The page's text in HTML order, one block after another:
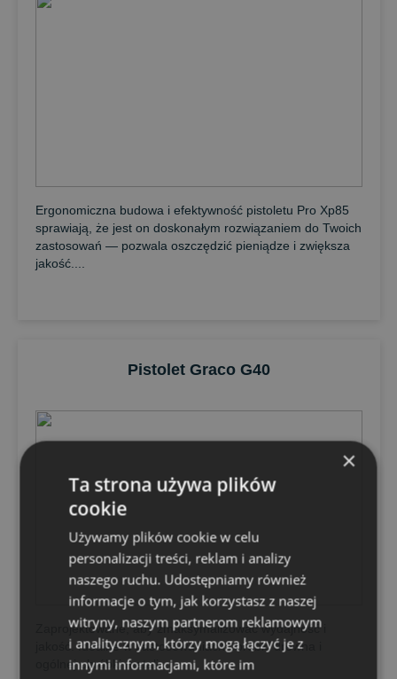
Ergonomiczna budowa i efektywność pistoletu Pro Xp85
sprawiają, że jest on doskonałym rozwiązaniem do Twoich
zastosowań — pozwala oszczędzić pieniądze i zwiększa
jakość....
Pistolet Graco G40
Zaprojektowane, aby zmaksymalizować wydajność i
jakość. Idealne w zastosowaniach obróbki drewna i
ogólnej obróbki metali....
×
Ta strona używa plików
cookie
Używamy plików cookie w celu
personalizacji treści, reklam i analizy
naszego ruchu. Udostępniamy również
informacje o tym, jak korzystasz z naszej
witryny, naszym partnerom reklamowym
i analitycznym, którzy mogą łączyć je z
innymi informacjami, które im